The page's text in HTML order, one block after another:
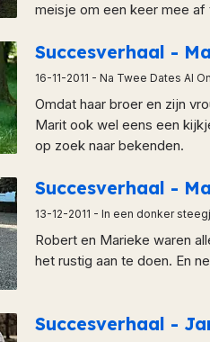
meisje om een keer mee af
Succesverhaal -
16-11-2011 - Na Twee Dates Al
Omdat haar broer en zijn
Marit ook wel eens een
op zoek naar bekenden.
Succesverhaal -
13-12-2011 - In een donker
Robert en Marieke waren
het rustig aan te doen. En
Succesverhaal -